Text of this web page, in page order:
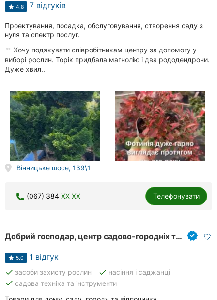
Кривий
Ріг
Херсон
Чернігів
Черкаси
Чернівці
Суми
Франківськ
Луцьк
Ужгород
4.8 7 відгуків
Проектування, посадка, обслуговування, створення саду з
нуля та спектр послуг.
Хочу подякувати співробітникам центру за допомогу у
виборі рослин. Торік придбала магнолію і два рододендрони.
Дуже хвил...
Вінницьке шосе, 139\1
(067) 384 XX XX Телефонувати
Добрий господар, центр садово-городніх товарів
5.0 1 відгук
done засоби захисту рослин done насіння і саджанці
done садова техніка та інструменти